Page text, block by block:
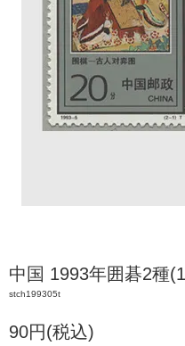
中国 1993年囲碁2種
stch199305t
90円(税込)